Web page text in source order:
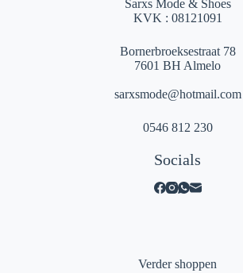
Sarxs Mode & Shoes
KVK : 08121091
Bornerbroeksestraat 78
7601 BH Almelo
sarxsmode@hotmail.com
0546 812 230
Socials
Verder shoppen